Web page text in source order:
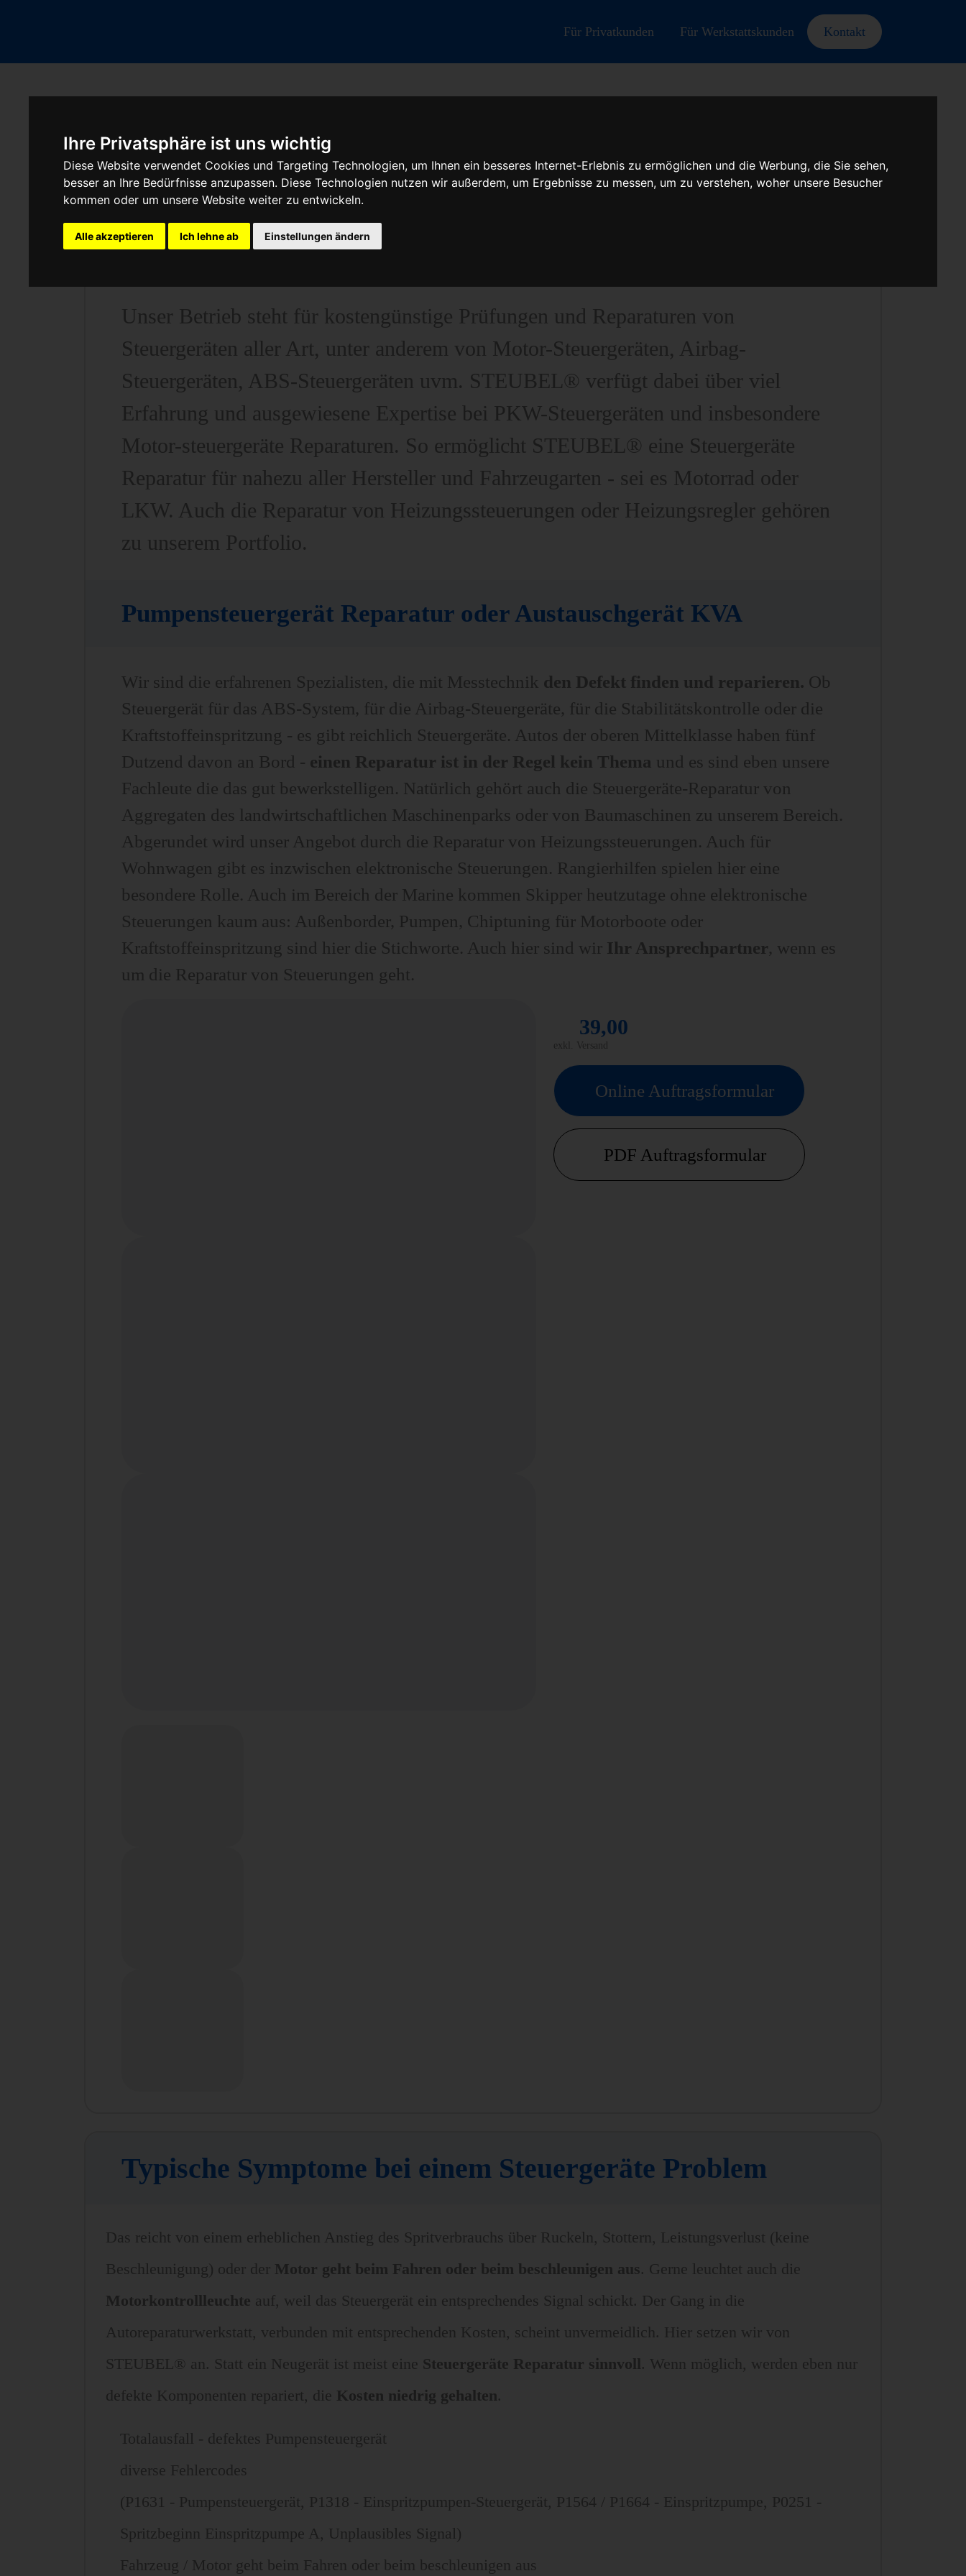
Ihre Privatsphäre ist uns wichtig
Diese Website verwendet Cookies und Targeting Technologien, um Ihnen ein besseres Internet-Erlebnis zu ermöglichen und die Werbung, die Sie sehen,
besser an Ihre Bedürfnisse anzupassen. Diese Technologien nutzen wir außerdem, um Ergebnisse zu messen, um zu verstehen, woher unsere Besucher
kommen oder um unsere Website weiter zu entwickeln.
Alle akzeptieren Ich lehne ab Einstellungen ändern
Für Privatkunden Für Werkstattskunden Kontakt
Baumaschine Pumpensteuergerät Reparatur oder
Austauschgerät KVA
Unser Betrieb steht für kostengünstige Prüfungen und Reparaturen von
Steuergeräten aller Art, unter anderem von Motor-Steuergeräten, Airbag-
Steuergeräten, ABS-Steuergeräten uvm. STEUBEL® verfügt dabei über viel
Erfahrung und ausgewiesene Expertise bei PKW-Steuergeräten und insbesondere
Motor-steuergeräte Reparaturen. So ermöglicht STEUBEL® eine Steuergeräte
Reparatur für nahezu aller Hersteller und Fahrzeugarten - sei es Motorrad oder
LKW. Auch die Reparatur von Heizungssteuerungen oder Heizungsregler gehören
zu unserem Portfolio.
Pumpensteuergerät Reparatur oder Austauschgerät KVA
Wir sind die erfahrenen Spezialisten, die mit Messtechnik den Defekt finden und reparieren. Ob
Steuergerät für das ABS-System, für die Airbag-Steuergeräte, für die Stabilitätskontrolle oder die
Kraftstoffeinspritzung - es gibt reichlich Steuergeräte. Autos der oberen Mittelklasse haben fünf
Dutzend davon an Bord - einen Reparatur ist in der Regel kein Thema und es sind eben unsere
Fachleute die das gut bewerkstelligen. Natürlich gehört auch die Steuergeräte-Reparatur von
Aggregaten des landwirtschaftlichen Maschinenparks oder von Baumaschinen zu unserem Bereich.
Abgerundet wird unser Angebot durch die Reparatur von Heizungssteuerungen. Auch für
Wohnwagen gibt es inzwischen elektronische Steuerungen. Rangierhilfen spielen hier eine
besondere Rolle. Auch im Bereich der Marine kommen Skipper heutzutage ohne elektronische
Steuerungen kaum aus: Außenborder, Pumpen, Chiptuning für Motorboote oder
Kraftstoffeinspritzung sind hier die Stichworte. Auch hier sind wir Ihr Ansprechpartner, wenn es
um die Reparatur von Steuerungen geht.
39,00
exkl. Versand
Online Auftragsformular
PDF Auftragsformular
Typische Symptome bei einem Steuergeräte Problem
Das reicht von einem erheblichen Anstieg des Spritverbrauchs über Ruckeln, Stottern, Leistungsverlust (keine
Beschleunigung) oder der Motor geht beim Fahren oder beim beschleunigen aus. Gerne leuchtet auch die
Motorkontrollleuchte auf, weil das Steuergerät ein entsprechendes Signal schickt. Der Gang in die
Autoreparaturwerkstatt, verbunden mit entsprechenden Kosten, scheint unvermeidlich. Hier setzen wir von
STEUBEL® an. Statt ein Neugerät ist meist eine Steuergeräte Reparatur sinnvoll. Wenn möglich, werden eben nur
defekte Komponenten repariert, die Kosten niedrig gehalten.
Totalausfall - defektes Pumpensteuergerät
diverse Fehlercodes
(P1631 - Pumpensteuergerät, P1318 - Einspritzpumpen-Steuergerät, P1564 / P1664 - Einspritzpumpe, P0251 -
Spritzbeginn Einspritzpumpe A, Unplausibles Signal)
Fahrzeug / Motor geht beim Fahren oder beim beschleunigen aus